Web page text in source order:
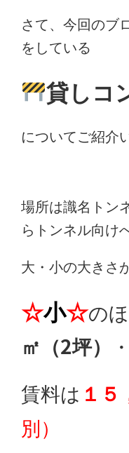
さて、今回のブ
をしている
貸しコ
についてご紹介
場所は識名トン
らトンネル向け
大・小の大きさ
☆小☆の
㎡（2坪）
・
賃料は １５
別）